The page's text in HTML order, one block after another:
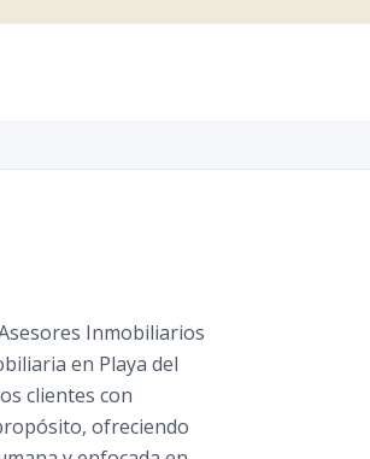
Inmobiliarios
en Playa del
clientes con
ofreciendo